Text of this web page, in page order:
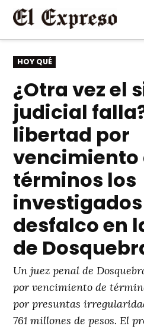
Saltar
contenido
PUBLICADO
EN
HOY QUÉ
¿Otra vez el
judicial
libertad por
vencimiento
términos los
desfalco en
de
Un juez penal de
por vencimiento de
por presuntas
761 millones de pesos. El